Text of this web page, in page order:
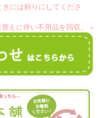
には頼りにしてくださ
えに伴い不用品を回収。 »